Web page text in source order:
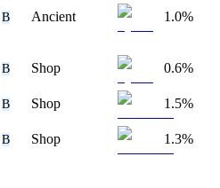
B Ancient 1.0%
B Shop 0.6%
B Shop 1.5%
B Shop 1.3%